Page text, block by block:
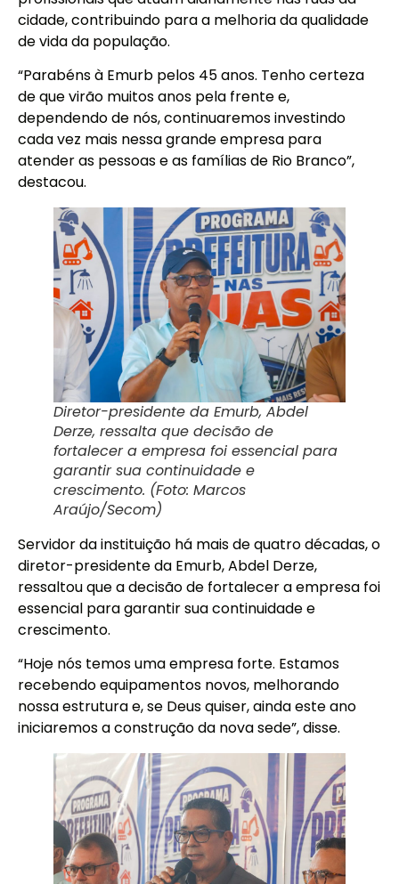
cidade, contribuindo para a melhoria da qualidade
de vida da população.
“Parabéns à Emurb pelos 45 anos. Tenho certeza
de que virão muitos anos pela frente e,
dependendo de nós, continuaremos investindo
cada vez mais nessa grande empresa para
atender as pessoas e as famílias de Rio Branco”,
destacou.
Diretor-presidente da Emurb, Abdel
Derze, ressalta que decisão de
fortalecer a empresa foi essencial para
garantir sua continuidade e
crescimento. (Foto: Marcos
Araújo/Secom)
Servidor da instituição há mais de quatro décadas, o
diretor-presidente da Emurb, Abdel Derze,
ressaltou que a decisão de fortalecer a empresa foi
essencial para garantir sua continuidade e
crescimento.
“Hoje nós temos uma empresa forte. Estamos
recebendo equipamentos novos, melhorando
nossa estrutura e, se Deus quiser, ainda este ano
iniciaremos a construção da nova sede”, disse.